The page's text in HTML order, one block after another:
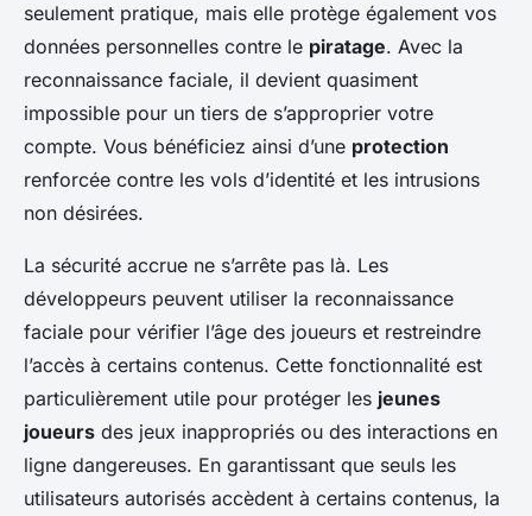
seulement pratique, mais elle protège également vos
données personnelles contre le piratage. Avec la
reconnaissance faciale, il devient quasiment
impossible pour un tiers de s’approprier votre
compte. Vous bénéficiez ainsi d’une protection
renforcée contre les vols d’identité et les intrusions
non désirées.
La sécurité accrue ne s’arrête pas là. Les
développeurs peuvent utiliser la reconnaissance
faciale pour vérifier l’âge des joueurs et restreindre
l’accès à certains contenus. Cette fonctionnalité est
particulièrement utile pour protéger les jeunes
joueurs des jeux inappropriés ou des interactions en
ligne dangereuses. En garantissant que seuls les
utilisateurs autorisés accèdent à certains contenus, la